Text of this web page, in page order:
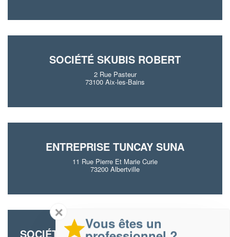
SOCIÉTÉ SKUBIS ROBERT
2 Rue Pasteur
73100 Aix-les-Bains
ENTREPRISE TUNCAY SUNA
11 Rue Pierre Et Marie Curie
73200 Albertville
SOCIÉTÉ SABL CONSTRUCTION (SAS)
✕
Vous êtes un